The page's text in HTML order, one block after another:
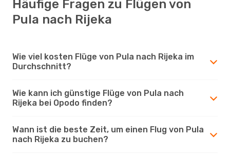
Häufige Fragen zu Flügen von
Pula nach Rijeka
Wie viel kosten Flüge von Pula nach Rijeka im
Durchschnitt?
Wie kann ich günstige Flüge von Pula nach
Rijeka bei Opodo finden?
Wann ist die beste Zeit, um einen Flug von Pula
nach Rijeka zu buchen?